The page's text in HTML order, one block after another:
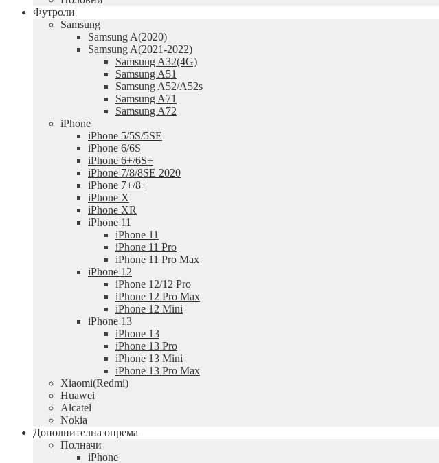
Футроли
Samsung
Samsung A(2020)
Samsung A(2021-2022)
Samsung A32(4G)
Samsung A51
Samsung A52/A52s
Samsung A71
Samsung A72
iPhone
iPhone 5/5S/5SE
iPhone 6/6S
iPhone 6+/6S+
iPhone 7/8/8SE 2020
iPhone 7+/8+
iPhone X
iPhone XR
iPhone 11
iPhone 11
iPhone 11 Pro
iPhone 11 Pro Max
iPhone 12
iPhone 12/12 Pro
iPhone 12 Pro Max
iPhone 12 Mini
iPhone 13
iPhone 13
iPhone 13 Pro
iPhone 13 Mini
iPhone 13 Pro Max
Xiaomi(Redmi)
Huawei
Alcatel
Nokia
Дополнителна опрема
Полначи
iPhone